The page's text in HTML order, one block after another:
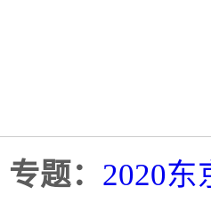
专题： 2020东